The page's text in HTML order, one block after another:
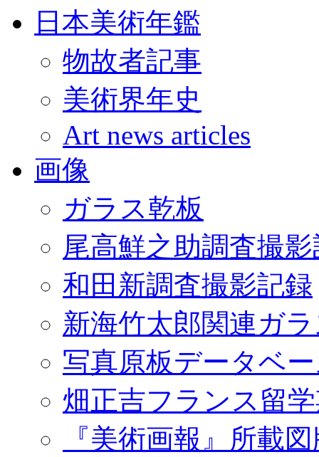
日本美術年鑑
物故者記事
美術界年史
Art news articles
画像
ガラス乾板
尾高鮮之助調査撮
和田新調査撮影記録
新海竹太郎関連ガ
写真原板データベ
畑正吉フランス留
『美術画報』所載